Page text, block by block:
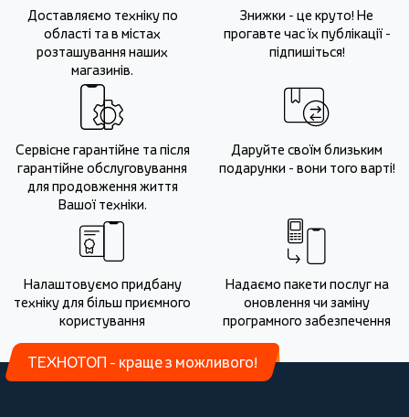
Доставляємо техніку по
області та в містах
розташування наших
магазинів.
Знижки - це круто! Не
прогавте час їх публікації -
підпишіться!
Сервісне гарантійне та після
гарантійне обслуговування
для продовження життя
Вашої техніки.
Даруйте своїм близьким
подарунки - вони того варті!
Налаштовуємо придбану
техніку для більш приємного
користування
Надаємо пакети послуг на
оновлення чи заміну
програмного забезпечення
ТЕХНОТОП - краще з можливого!